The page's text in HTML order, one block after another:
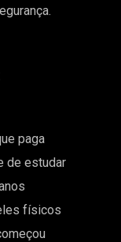
paga
de estudar
físicos